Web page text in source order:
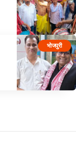
भोजपुरी